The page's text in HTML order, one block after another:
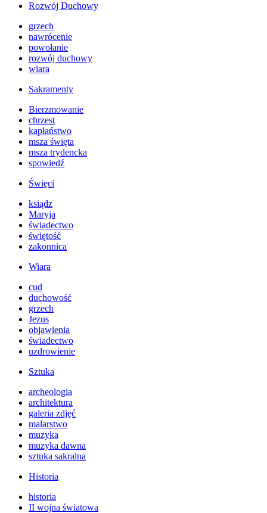
Rozwój Duchowy
grzech
nawrócenie
powołanie
rozwój duchowy
wiara
Sakramenty
Bierzmowanie
chrzest
kapłaństwo
msza święta
msza trydencka
spowiedź
Święci
ksiądz
Maryja
świadectwo
świętość
zakonnica
Wiara
cud
duchowość
grzech
Jezus
objawienia
świadectwo
uzdrowienie
Sztuka
archeologia
architektura
galeria zdjęć
malarstwo
muzyka
muzyka dawna
sztuka sakralna
Historia
historia
II wojna światowa